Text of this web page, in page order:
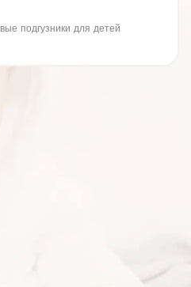
премиальные дышащие подгузники